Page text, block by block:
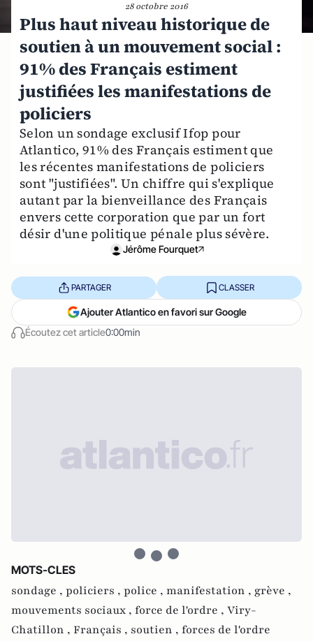
28 octobre 2016
Plus haut niveau historique de
soutien à un mouvement social :
91% des Français estiment
justifiées les manifestations de
policiers
Selon un sondage exclusif Ifop pour
Atlantico, 91% des Français estiment que
les récentes manifestations de policiers
sont "justifiées". Un chiffre qui s'explique
autant par la bienveillance des Français
envers cette corporation que par un fort
désir d'une politique pénale plus sévère.
Jérôme Fourquet
Écoutez cet article0:00min
PARTAGER CLASSER
Ajouter Atlantico en favori sur Google
MOTS-CLES
sondage , policiers , police , manifestation , grève ,
mouvements sociaux , force de l'ordre , Viry-
Chatillon , Français , soutien , forces de l'ordre